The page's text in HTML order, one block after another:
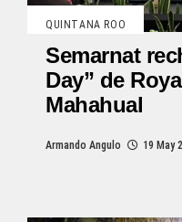
QUINTANA ROO
Semarnat
Day” de
Mahahual
Armando Angulo 19 May